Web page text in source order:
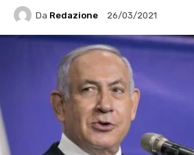
Da Redazione 26/03/2021